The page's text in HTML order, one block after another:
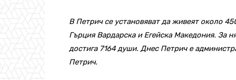
В Петрич се установяват да живеят около
Гърция Вардарска и Егейска Македония. За
достига 7164 души. Днес Петрич е
Петрич.